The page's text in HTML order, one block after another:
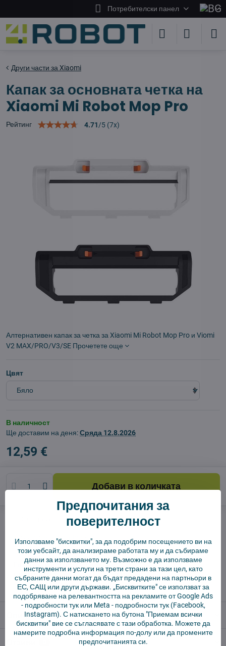
Потребителски панел
Други части за Xiaomi
Капак за основната четка на
Xiaomi Mi Robot Mop Pro
Рейтинг 4.71/5 (7x)
Алтернативен капак за четка за Xiaomi Mi Robot Mop Pro и Viomi
V2 MAX/PRO/V3/SE Прочетете още
Цвят
В наличност
Ще доставим на деня:Сряда 12.8.2026
12,59 €
Добави в количката
Доставки
производител: Vysajto.sk
✅ Готов за изпращане веднага
✅ БЕЗПЛАТНА доставка над 55 EUR.
✅ 14 дни политика за връщане
Описание
Предпочитания за
поверителност
Използваме "бисквитки", за да подобрим посещението ви на
този уебсайт, да анализираме работата му и да събираме
данни за използването му. Възможно е да използваме
инструменти и услуги на трети страни за тази цел, като
събраните данни могат да бъдат предадени на партньори в
ЕС, САЩ или други държави. „Бисквитките" се използват за
подобряване на релевантността на рекламите от Google Ads
- подробности тукили Meta - подробности тук(Facebook,
Instagram). С натискането на бутона "Приемам всички
бисквитки" вие се съгласявате с тази обработка. Можете да
намерите подробна информация по-долу или да промените
предпочитанията си.